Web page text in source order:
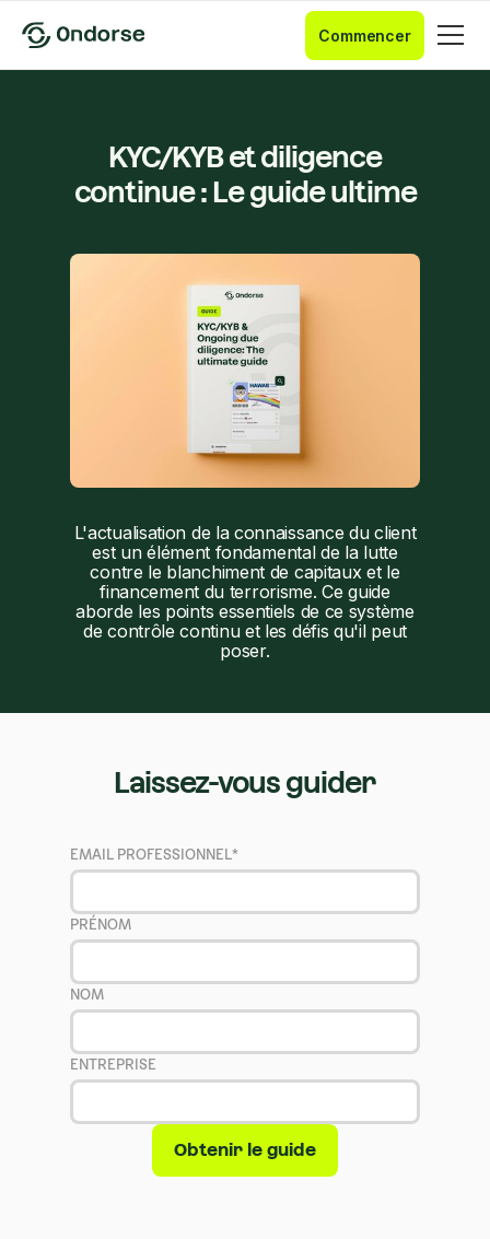
Commencer
KYC/KYB et diligence
continue : Le guide ultime
L'actualisation de la connaissance du client
est un élément fondamental de la lutte
contre le blanchiment de capitaux et le
financement du terrorisme. Ce guide
aborde les points essentiels de ce système
de contrôle continu et les défis qu'il peut
poser.
Laissez-vous guider
EMAIL PROFESSIONNEL*
PRÉNOM
NOM
ENTREPRISE